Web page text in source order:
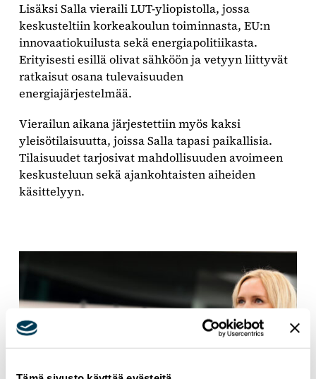
Lisäksi Salla vieraili LUT-yliopistolla, jossa
keskusteltiin korkeakoulun toiminnasta, EU:n
innovaatiokuilusta sekä energiapolitiikasta.
Erityisesti esillä olivat sähköön ja vetyyn liittyvät
ratkaisut osana tulevaisuuden
energiajärjestelmää.
Vierailun aikana järjestettiin myös kaksi
yleisötilaisuutta, joissa Salla tapasi paikallisia.
Tilaisuudet tarjosivat mahdollisuuden avoimeen
keskusteluun sekä ajankohtaisten aiheiden
käsittelyyn.